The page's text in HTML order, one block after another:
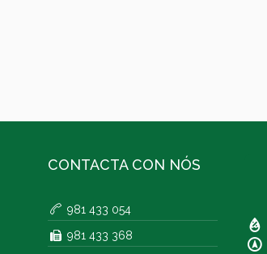
CONTACTA CON NÓS
981 433 054
981 433 368